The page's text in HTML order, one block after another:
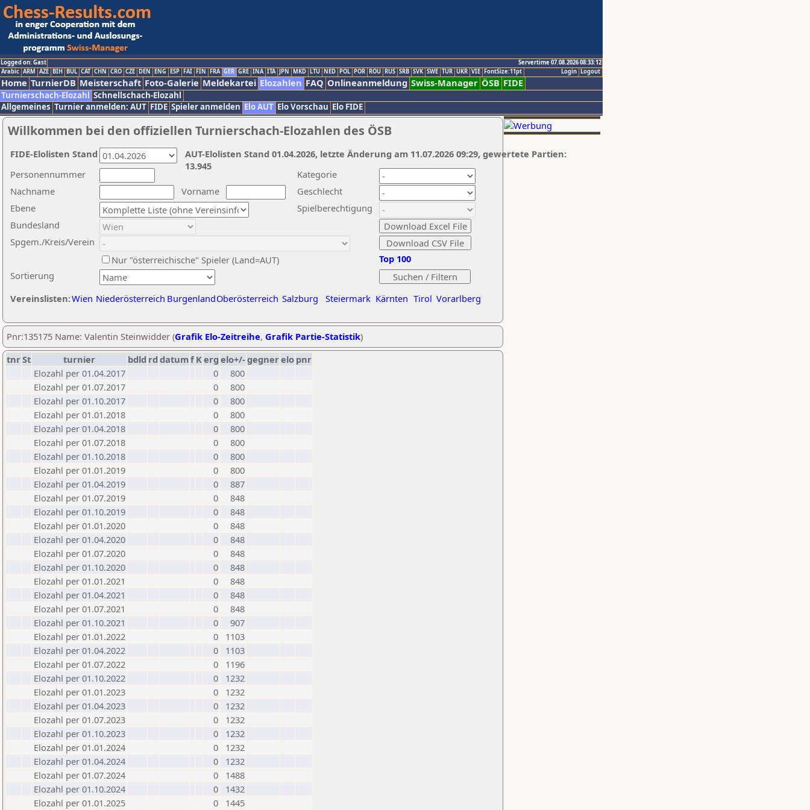
Logged on: Gast
Servertime 07.08.2026 08:33:12
Logout
Login
Arabic ARM AZE BIH BUL CAT CHN CRO CZE DEN ENG ESP FAI FIN FRA GER GRE INA ITA JPN MKD LTU NED POL POR ROU RUS SRB SVK SWE TUR UKR VIE FontSize:11pt
Home TurnierDB Meisterschaft Foto-Galerie Meldekartei Elozahlen FAQ Onlineanmeldung Swiss-Manager ÖSB FIDE
Turnierschach-Elozahl Schnellschach-Elozahl
Allgemeines Turnier anmelden: AUT FIDE Spieler anmelden Elo AUT Elo Vorschau Elo FIDE
Willkommen bei den offiziellen Turnierschach-Elozahlen des ÖSB
Nachname
Vorname
Ebene
Kategorie
Sortierung
Personennummer
Bundesland
Spgem./Kreis/Verein
Geschlecht
Nur "österreichische" Spieler (Land=AUT)
Spielberechtigung
Vereinslisten:Wien Niederösterreich BurgenlandOberösterreich Salzburg Steiermark Kärnten Tirol Vorarlberg
Top 100
AUT-Elolisten Stand 01.04.2026, letzte Änderung am 11.07.2026 09:29, gewertete Partien:
13.945
FIDE-Elolisten Stand
Pnr:135175 Name: Valentin Steinwidder (Grafik Elo-Zeitreihe, Grafik Partie-Statistik)
tnrSt turnier bdld rd datumf Kerg elo+/-gegnerelo pnr
Elozahl per 01.04.2017
0
800
Elozahl per 01.07.2017
0
800
Elozahl per 01.10.2017
0
800
Elozahl per 01.01.2018
0
800
Elozahl per 01.04.2018
0
800
Elozahl per 01.07.2018
0
800
Elozahl per 01.10.2018
0
800
Elozahl per 01.01.2019
0
800
Elozahl per 01.04.2019
0
887
Elozahl per 01.07.2019
0
848
Elozahl per 01.10.2019
0
848
Elozahl per 01.01.2020
0
848
Elozahl per 01.04.2020
0
848
Elozahl per 01.07.2020
0
848
Elozahl per 01.10.2020
0
848
Elozahl per 01.01.2021
0
848
Elozahl per 01.04.2021
0
848
Elozahl per 01.07.2021
0
848
Elozahl per 01.10.2021
0
907
Elozahl per 01.01.2022
0
1103
Elozahl per 01.04.2022
0
1103
Elozahl per 01.07.2022
0
1196
Elozahl per 01.10.2022
0
1232
Elozahl per 01.01.2023
0
1232
Elozahl per 01.04.2023
0
1232
Elozahl per 01.07.2023
0
1232
Elozahl per 01.10.2023
0
1232
Elozahl per 01.01.2024
0
1232
Elozahl per 01.04.2024
0
1232
Elozahl per 01.07.2024
0
1488
Elozahl per 01.10.2024
0
1432
Elozahl per 01.01.2025
0 1445